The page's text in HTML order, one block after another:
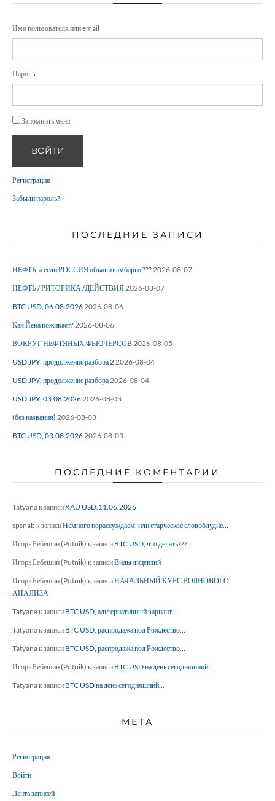
Имя пользователя или email
Пароль
Запомнить меня
ВОЙТИ
Регистрация
Забыли пароль?
ПОСЛЕДНИЕ ЗАПИСИ
НЕФТЬ, а если РОССИЯ объявит эмбарго ???2026-08-07
НЕФТЬ / РИТОРИКА /ДЕЙСТВИЯ2026-08-07
BTC USD, 06.08.20262026-08-06
Как Йена поживает?2026-08-06
ВОКРУГ НЕФТЯНЫХ ФЬЮЧЕРСОВ2026-08-05
USD JPY, продолжение разбора 22026-08-04
USD JPY, продолжение разбора2026-08-04
USD JPY, 03.08.20262026-08-03
(без названия) 2026-08-03
BTC USD, 03.08.20262026-08-03
ПОСЛЕДНИЕ КОМЕНТАРИИ
Tatyanaк записиXAU USD,11.06.2026
spsnabк записиНемного порассуждаем, или старческое словоблудие…
Игорь Бебешин (Putnik) к записи BTC USD, что делать???
Игорь Бебешин (Putnik) к записиВиды лицензий
Игорь Бебешин (Putnik) к записиНАЧАЛЬНЫЙ КУРС ВОЛНОВОГО
АНАЛИЗА
Tatyanaк записи BTC USD, альтернативный вариант…
Tatyanaк записи BTC USD, распродажа под Рождество…
Tatyanaк записи BTC USD, распродажа под Рождество…
Игорь Бебешин (Putnik) к записи BTC USD на день сегодняшний…
Tatyanaк записи BTC USD на день сегодняшний…
МЕТА
Регистрация
Войти
Лента записей